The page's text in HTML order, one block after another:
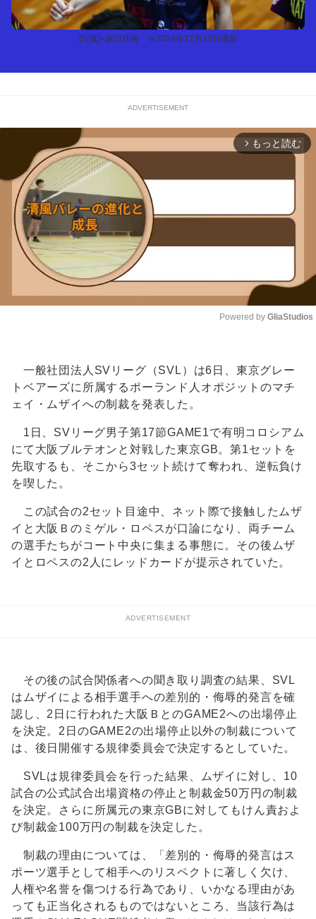
[写真]=坂口功将 ※2024年12月13日撮影
ADVERTISEMENT
arrow_forward_ios もっと読む
Powered by GliaStudios
一般社団法人SVリーグ（SVL）は6日、東京グレー
トベアーズに所属するポーランド人オポジットのマチ
ェイ・ムザイへの制裁を発表した。
1日、SVリーグ男子第17節GAME1で有明コロシアム
にて大阪ブルテオンと対戦した東京GB。第1セットを
先取するも、そこから3セット続けて奪われ、逆転負け
を喫した。
この試合の2セット目途中、ネット際で接触したムザ
イと大阪Ｂのミゲル・ロペスが口論になり、両チーム
の選手たちがコート中央に集まる事態に。その後ムザ
イとロペスの2人にレッドカードが提示されていた。
ADVERTISEMENT
その後の試合関係者への聞き取り調査の結果、SVL
はムザイによる相手選手への差別的・侮辱的発言を確
認し、2日に行われた大阪ＢとのGAME2への出場停止
を決定。2日のGAME2の出場停止以外の制裁について
は、後日開催する規律委員会で決定するとしていた。
SVLは規律委員会を行った結果、ムザイに対し、10
試合の公式試合出場資格の停止と制裁金50万円の制裁
を決定。さらに所属元の東京GBに対してもけん責およ
び制裁金100万円の制裁を決定した。
制裁の理由については、「差別的・侮辱的発言はス
ポーツ選手として相手へのリスペクトに著しく欠け、
人権や名誉を傷つける行為であり、いかなる理由があ
っても正当化されるものではないところ、当該行為は